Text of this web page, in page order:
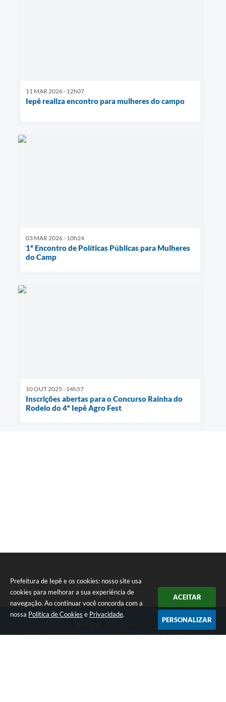
Prefeitura de Iepê e os cookies: nosso site usa
cookies para melhorar a sua experiência de
navegação. Ao continuar você concorda com a
nossa Política de Cookies e Privacidade.
ACEITAR
PERSONALIZAR
11 MAR 2026 - 12h07
Iepê realiza encontro para mulheres do campo
03 MAR 2026 - 10h24
1º Encontro de Políticas Públicas para Mulheres
do Camp
10 OUT 2025 - 14h57
Inscrições abertas para o Concurso Rainha do
Rodeio do 4º Iepê Agro Fest
Endereço: Rua Minas Gerais, 274 Centro | CEP: 19640-015